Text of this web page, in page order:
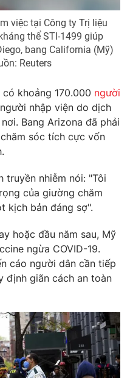
video
Thể thao
động sản
lòng Việt
mình bằng AI
việc tại Công ty Trị liệu
thể STI-1499 giúp
bang California (Mỹ)
Reuters
khoảng 170.000 người
nhập viện do dịch
Bang Arizona đã phải
sóc tích cực vốn
truyền nhiễm nói: "Tôi
của giường chăm
kịch bản đáng sợ".
hoặc đầu năm sau, Mỹ
ngừa COVID-19.
cáo người dân cần tiếp
định giãn cách an toàn